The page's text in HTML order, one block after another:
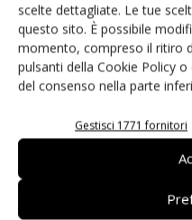
scelte dettagliate. Le tue
questo sito. È possibile
momento, compreso il ritiro
pulsanti della Cookie Policy
del consenso nella parte
Gestisci 1771 fornitori
Leonardo
punto di